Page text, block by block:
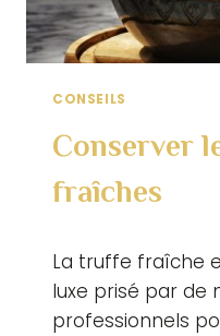
CONSEILS
Conserver
fraîches
adlertruffes.com
La truffe fraîche
luxe prisé par de
professionnels